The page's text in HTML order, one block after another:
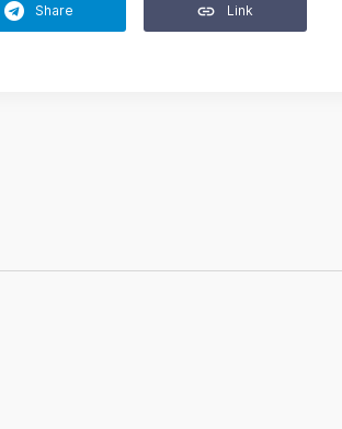
Share Link